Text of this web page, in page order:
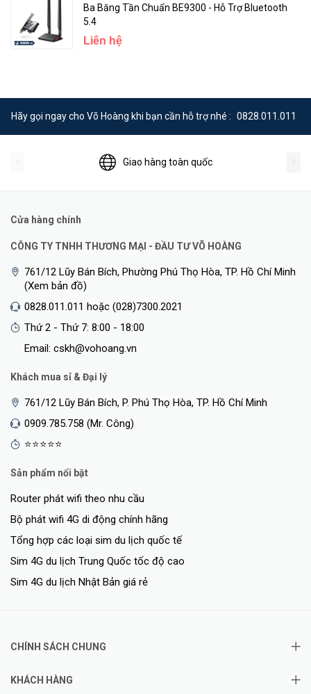
Ba Băng Tần Chuẩn BE9300 - Hỗ Trợ Bluetooth
5.4
Liên hệ
Hãy gọi ngay cho Võ Hoàng khi bạn cần hỗ trợ nhé : 0828.011.011
Giao hàng toàn quốc
Cửa hàng chính
CÔNG TY TNHH THƯƠNG MẠI - ĐẦU TƯ VÕ HOÀNG
761/12 Lũy Bán Bích, Phường Phú Thọ Hòa, TP. Hồ Chí Minh
(Xem bản đồ)
0828.011.011 hoặc (028)7300.2021
Thứ 2 - Thứ 7: 8:00 - 18:00
Email: cskh@vohoang.vn
Khách mua sỉ & Đại lý
761/12 Lũy Bán Bích, P. Phú Thọ Hòa, TP. Hồ Chí Minh
0909.785.758 (Mr. Công)
⭐⭐⭐⭐⭐
Sản phẩm nổi bật
Router phát wifi theo nhu cầu
Bộ phát wifi 4G di động chính hãng
Tổng hợp các loại sim du lịch quốc tế
Sim 4G du lịch Trung Quốc tốc độ cao
Sim 4G du lịch Nhật Bản giá rẻ
CHÍNH SÁCH CHUNG
KHÁCH HÀNG